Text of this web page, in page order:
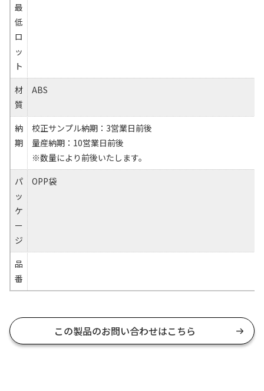
最
低
ロ
ッ
ト
材
質
ABS
納
期
校正サンプル納期：3営業日前後
量産納期：10営業日前後
※数量により前後いたします。
パ
ッ
ケ
ー
ジ
OPP袋
品
番
この製品のお問い合わせはこちら